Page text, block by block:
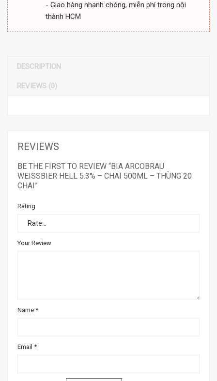
- Giao hàng nhanh chóng, miễn phí trong nội
thành HCM
DESCRIPTION
REVIEWS (0)
REVIEWS
BE THE FIRST TO REVIEW “BIA ARCOBRAU
WEISSBIER HELL 5.3% – CHAI 500ML – THÙNG 20
CHAI”
Rating
Your Review
Name *
Email *